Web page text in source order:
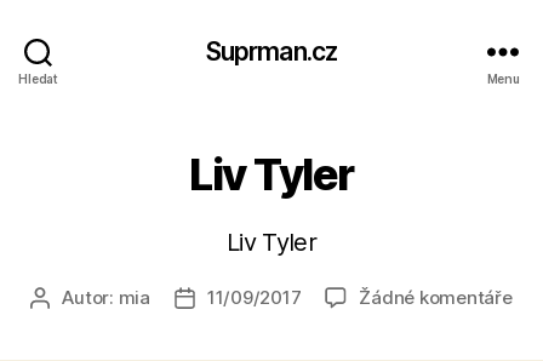
Hledat
Suprman.cz
Menu
Liv Tyler
Liv Tyler
AutorAutor: mia
Datum
11/09/2017 Žádné komentářeu